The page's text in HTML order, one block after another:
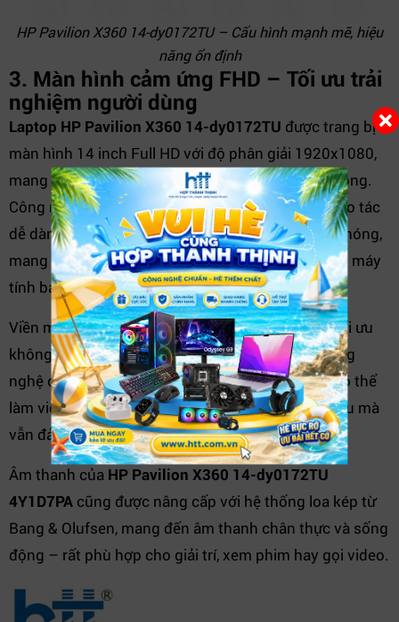
HP Pavilion X360 14-dy0172TU – Cấu hình mạnh mẽ, hiệu
năng ổn định
3. Màn hình cảm ứng FHD – Tối ưu trải
nghiệm người dùng
Laptop HP Pavilion X360 14-dy0172TU được trang bị
màn hình 14 inch Full HD với độ phân giải 1920x1080,
mang đến chất lượng hình ảnh sắc nét và sống động.
Công nghệ cảm ứng đa điểm giúp người dùng thao tác
dễ dàng, cuộn trang, phóng to – thu nhỏ nhanh chóng,
mang lại trải nghiệm tương tác trực quan như trên máy
tính bảng.
Viền màn hình mỏng tạo cảm giác rộng rãi hơn, tối ưu
không gian hiển thị và tăng tính thẩm mỹ. Với công
nghệ chống chói và độ sáng tốt, bạn hoàn toàn có thể
làm việc trong nhiều điều kiện ánh sáng khác nhau mà
vẫn đảm bảo chất lượng hình ảnh rõ ràng.
Âm thanh của HP Pavilion X360 14-dy0172TU
4Y1D7PA cũng được nâng cấp với hệ thống loa kép từ
Bang & Olufsen, mang đến âm thanh chân thực và sống
động – rất phù hợp cho giải trí, xem phim hay gọi video.